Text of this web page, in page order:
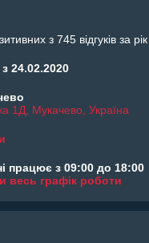
з 745 відгуків за рік
24.02.2020
1Д, Мукачево, Україна
працює з 09:00 до 18:00
весь графік роботи